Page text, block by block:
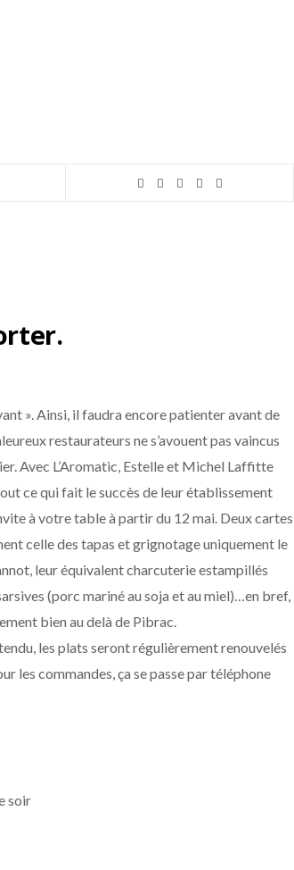
». Ainsi, il faudra encore patienter avant de
restaurateurs ne s’avouent pas vaincus
Avec L’Aromatic, Estelle et Michel Laffitte
ce qui fait le succès de leur établissement
à votre table à partir du 12 mai. Deux cartes
celle des tapas et grignotage uniquement le
leur équivalent charcuterie estampillés
(porc mariné au soja et au miel)…en bref,
bien au delà de Pibrac.
les plats seront régulièrement renouvelés
les commandes, ça se passe par téléphone
soir